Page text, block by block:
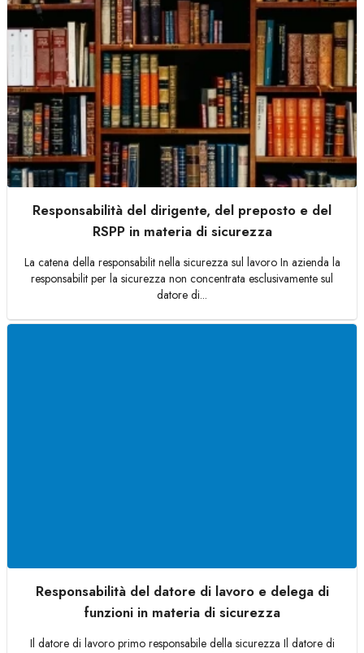
Responsabilità del dirigente, del preposto e del
RSPP in materia di sicurezza
La catena della responsabilit nella sicurezza sul lavoro In azienda la
responsabilit per la sicurezza non concentrata esclusivamente sul
datore di...
Responsabilità del datore di lavoro e delega di
funzioni in materia di sicurezza
Il datore di lavoro primo responsabile della sicurezza Il datore di